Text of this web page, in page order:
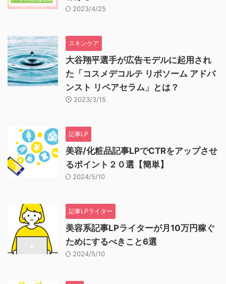
2023/4/25
スキンケア
大谷翔平選手が広告モデルに起用され
た「コスメデコルテ リポソーム アドバ
ンスト リペアセラム」とは？
2023/3/15
記事LP
美容/化粧品記事LPでCTRをアップさせ
るポイント２０選【簡単】
2024/5/10
記事LPライター
美容系記事LPライターが月10万円稼ぐ
ためにするべきこと6選
2024/5/10